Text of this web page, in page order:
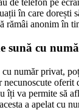
de telefon pe
în care dorești
rămâi anonim în
sună cu
cu număr privat,
oferit
îți va permite să
a apelat cu